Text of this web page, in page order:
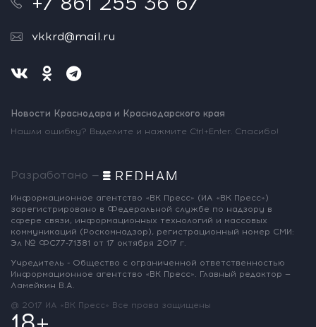
vkkrd@mail.ru
Новости Краснодара и Краснодарского края
Нашли ошибку? Выделите и нажмите Ctrl+Enter. Спасибо!
Разработано —
Информационное агентство «ВК Пресс» (ИА «ВК Пресс»)
зарегистрировано в Федеральной службе по надзору в
сфере связи, информационных технологий и массовых
коммуникаций (Роскомнадзор), регистрационный номер СМИ:
Эл № ФС77-71381 от 17 октября 2017 г.
Учредитель - Общество с ограниченной ответственностью
Информационное агентство «ВК Пресс». Главный редактор —
Ламейкин В.А.
@ 2017 ИА «ВК Пресс» Все права защищены